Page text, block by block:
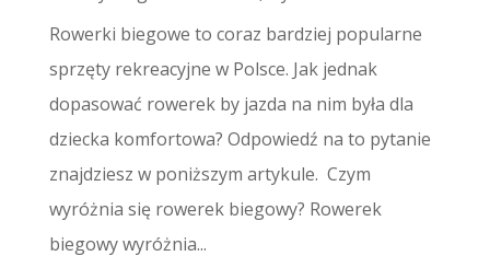
Rowerki biegowe to coraz bardziej popularne
sprzęty rekreacyjne w Polsce. Jak jednak
dopasować rowerek by jazda na nim była dla
dziecka komfortowa? Odpowiedź na to pytanie
znajdziesz w poniższym artykule. Czym
wyróżnia się rowerek biegowy? Rowerek
biegowy wyróżnia...